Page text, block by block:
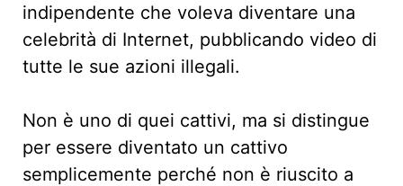
indipendente che voleva diventare una
celebrità di Internet, pubblicando video di
tutte le sue azioni illegali.
Non è uno di quei cattivi, ma si distingue
per essere diventato un cattivo
semplicemente perché non è riuscito a